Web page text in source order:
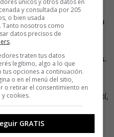
secretaria o secretario
Acaba de ser lanzada la
(If This Then That), una
aplicaciones para
y consecuencia entre ellas.
etiqueta en una foto de
Y así con decena de
mi ‘si tengo resaca agostí,
ibuprofeno’. Y me va muy
únicos y otros datos en
y consultada por 205
o bien usada
Tanto nosotros como
datos precisos de
.
traten tus datos
legítimo, algo a lo que
opciones a continuación.
o en el menú del sitio,
o retirar el consentimiento en
cookies.
GRATIS